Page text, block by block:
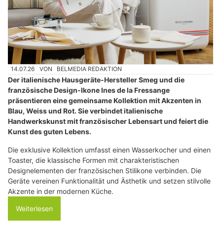
14.07.26 VON BELMEDIA REDAKTION
Der italienische Hausgeräte-Hersteller Smeg und die
französische Design-Ikone Ines de la Fressange
präsentieren eine gemeinsame Kollektion mit Akzenten in
Blau, Weiss und Rot. Sie verbindet italienische
Handwerkskunst mit französischer Lebensart und feiert die
Kunst des guten Lebens.
Die exklusive Kollektion umfasst einen Wasserkocher und einen
Toaster, die klassische Formen mit charakteristischen
Designelementen der französischen Stilikone verbinden. Die
Geräte vereinen Funktionalität und Ästhetik und setzen stilvolle
Akzente in der modernen Küche.
Weiterlesen